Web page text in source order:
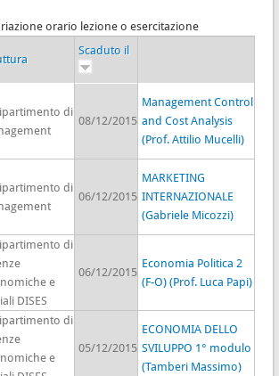
orario lezione o esercitazione
Scaduto il
di
08/12/2015
Management Control
and Cost Analysis
(Prof. Attilio Mucelli)
di
06/12/2015
MARKETING
INTERNAZIONALE
(Gabriele Micozzi)
di
e
DISES
06/12/2015
Economia Politica 2
(F-O) (Prof. Luca Papi)
di
e
05/12/2015
ECONOMIA DELLO
SVILUPPO 1° modulo
(Tamberi Massimo)